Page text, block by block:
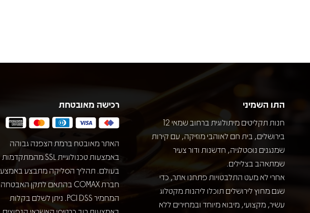
התו השמיני
חנות תקליטים מיתולוגית ברחוב שמאי 12
בירושלים, בית חם לאוהבי מוזיקה, עם קירות
שמנגנים נוסטלגיה, חדשנות ודור צעיר
שמתאהב בצלילים.
אחרי לא מעט התלבטויות פתחנו אתר, כדי
שגם מחוץ לירושלים תוכלו ליהנות מקטלוג
עשיר, מקצועי, מיבוא מיוחד ובמחירים ללא
רכישה מאובטחת
האתר מאובטח ברמת הצפנה גבוהה
באמצעות טכנולוגיית SSL מהמתקדמות
בעולם. תהליך הסליקה מתבצע
חברת COMAX בהתאם לתקן האבטחה
המחמיר PCI DSS. ניתן לשלם בקלות